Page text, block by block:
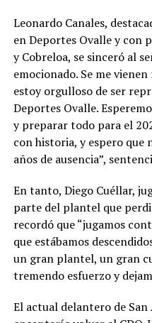
Leonardo Canales,
en Deportes Ovalle y con
y Cobreloa, se sinceró al
emocionado. Se me
estoy orgulloso de ser
Deportes Ovalle.
y preparar todo para el
con historia, y espero que
años de ausencia”,
En tanto, Diego Cuéllar,
parte del plantel que
recordó que “jugamos
que estábamos
un gran plantel, un gran
tremendo esfuerzo y
El actual delantero de